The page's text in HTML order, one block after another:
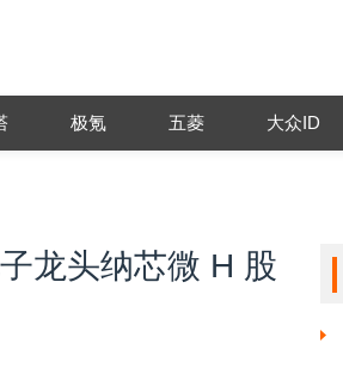
极氪 五菱 大众ID
龙头纳芯微 H 股